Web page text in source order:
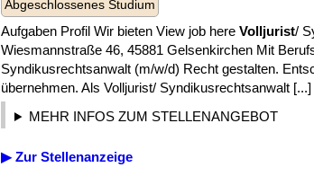
Abgeschlossenes Studium
Aufgaben Profil Wir bieten View job here Volljurist/
Wiesmannstraße 46, 45881 Gelsenkirchen Mit
Syndikusrechtsanwalt (m/w/d) Recht gestalten.
übernehmen. Als Volljurist/ Syndikusrechtsanwalt [...]
MEHR INFOS ZUM STELLENANGEBOT
▶ Zur Stellenanzeige